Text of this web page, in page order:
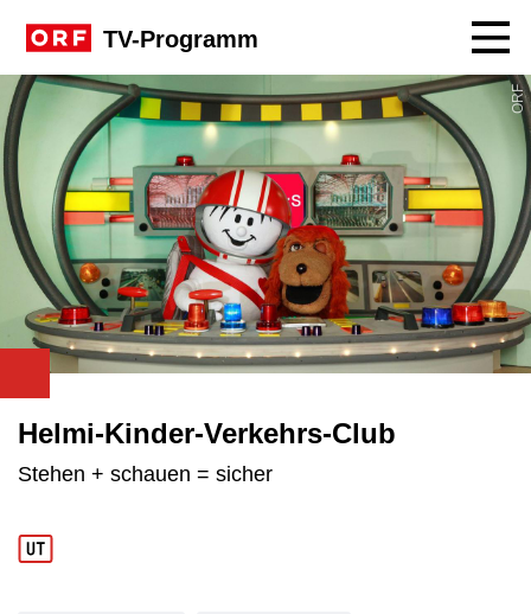
TV-Programm
ORF
Helmi-Kinder-Verkehrs-Club
Stehen + schauen = sicher